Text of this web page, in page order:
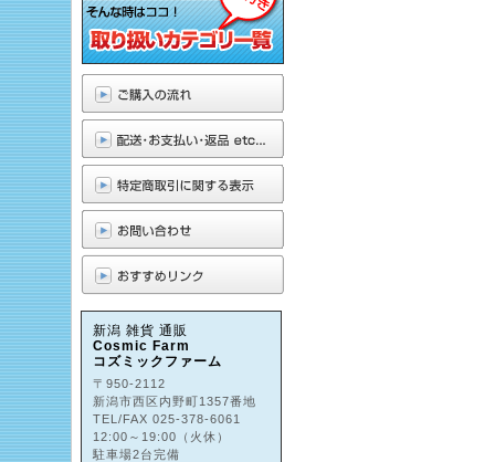
新潟 雑貨 通販
Cosmic Farm
コズミックファーム
〒950-2112
新潟市西区内野町1357番地
TEL/FAX 025-378-6061
12:00～19:00（火休）
駐車場2台完備